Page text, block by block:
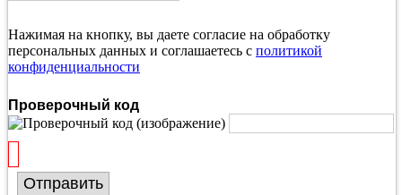
Нажимая на кнопку, вы даете согласие на обработку
персональных данных и соглашаетесь с политикой
конфиденциальности
Проверочный код
Отправить